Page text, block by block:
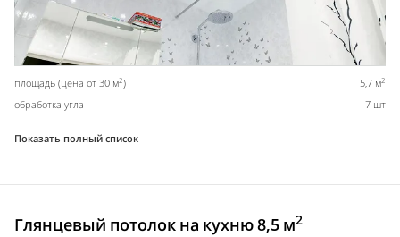
площадь (цена от 30 м2) 5,7 м2
обработка угла 7 шт
Показать полный список
Глянцевый потолок на кухню 8,5 м2